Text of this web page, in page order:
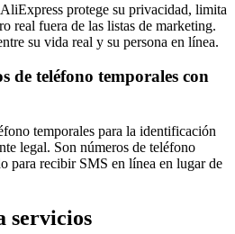
protege su privacidad, limita
real fuera de las listas de marketing.
su vida real y su persona en línea.
de teléfono temporales con
temporales para la identificación
legal. Son números de teléfono
para recibir SMS en línea en lugar de
servicios